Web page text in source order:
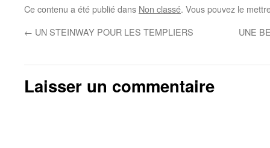
Ce contenu a été publié dans Non classé. Vous pouvez le
← UN STEINWAY POUR LES TEMPLIERS UNE
Laisser un commentaire